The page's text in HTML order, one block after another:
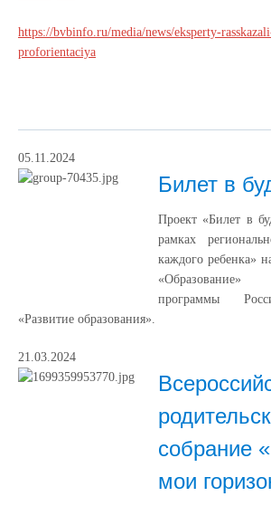
https://bvbinfo.ru/media/news/eksperty-
proforientaciya
05.11.2024
Билет в
Проект «Билет в
рамках
каждого ребенка»
«Образование»
программы
«Развитие образования».
21.03.2024
собрание
мои